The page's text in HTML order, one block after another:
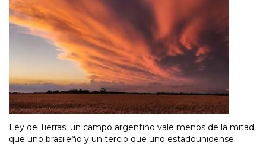
Ley de Tierras: un campo argentino vale menos de la mitad
que uno brasileño y un tercio que uno estadounidense